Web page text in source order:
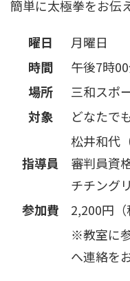
簡単に太極拳をお伝
曜日
月曜日
時間
午後7時
場所
三和スポ
対象
どなたで
指導員
松井和代
審判員資
チチング
参加費
2,200円（
※教室に
へ連絡を